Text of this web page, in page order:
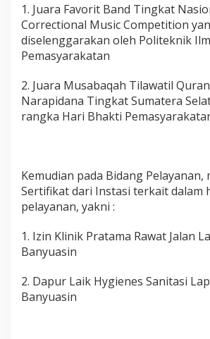
1. Juara Favorit Band Tingkat
Correctional Music Competition
diselenggarakan oleh Politeknik
Pemasyarakatan
2. Juara Musabaqah Tilawatil
Narapidana Tingkat Sumatera
rangka Hari Bhakti
Kemudian pada Bidang Pelayanan,
Sertifikat dari Instasi terkait dalam
pelayanan, yakni :
1. Izin Klinik Pratama Rawat Jalan
Banyuasin
2. Dapur Laik Hygienes Sanitasi
Banyuasin